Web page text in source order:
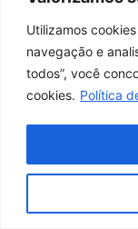
Utilizamos
navegação e
todos”, você
cookies. Política